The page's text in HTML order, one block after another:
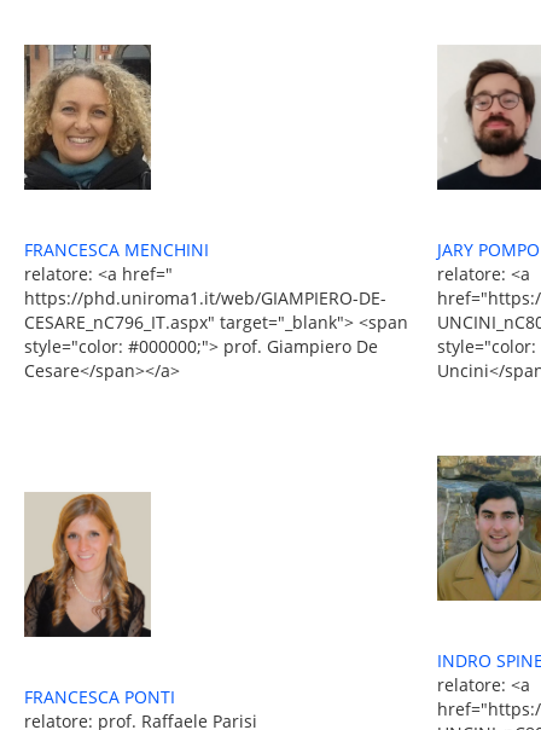
FRANCESCA MENCHINI
relatore: <a href="
https://phd.uniroma1.it/web/GIAMPIERO-DE-
CESARE_nC796_IT.aspx" target="_blank"> <span
style="color: #000000;"> prof. Giampiero De
Cesare</span></a>
JARY
relatore: <a
Uncini</
FRANCESCA PONTI
relatore: prof. Raffaele Parisi
INDRO
relatore: <a